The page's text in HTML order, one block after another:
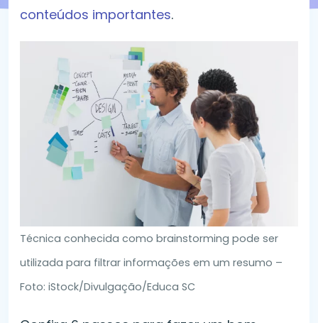
conteúdos importantes.
Técnica conhecida como brainstorming pode ser
utilizada para filtrar informações em um resumo –
Foto: iStock/Divulgação/Educa SC